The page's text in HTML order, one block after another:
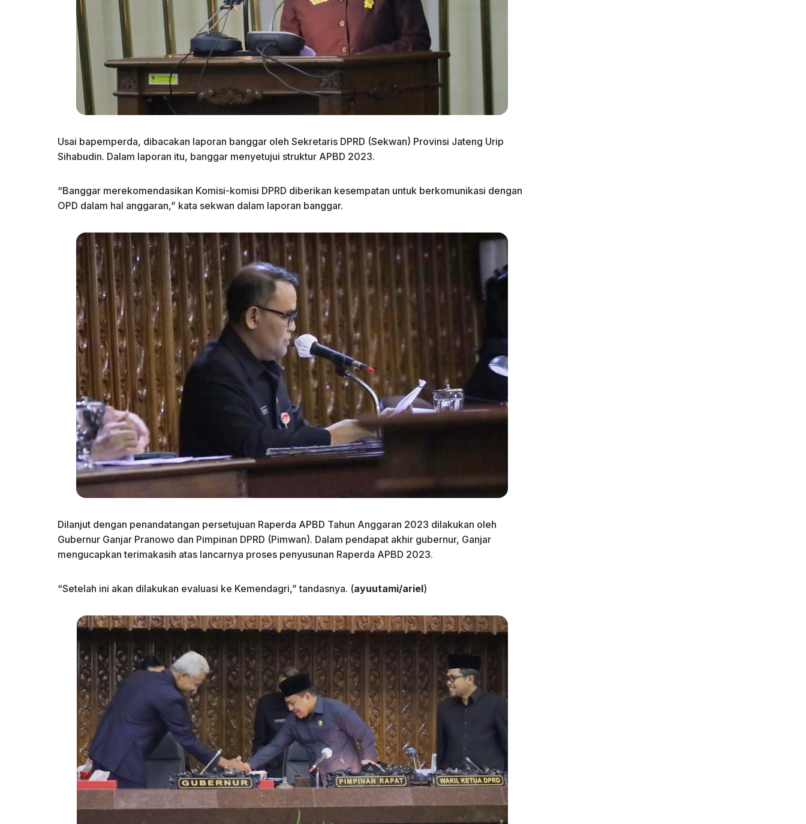
Usai bapemperda, dibacakan laporan banggar oleh Sekretaris DPRD (Sekwan) Provinsi Jateng Urip
Sihabudin. Dalam laporan itu, banggar menyetujui struktur APBD 2023.
“Banggar merekomendasikan Komisi-komisi DPRD diberikan kesempatan untuk berkomunikasi dengan
OPD dalam hal anggaran,” kata sekwan dalam laporan banggar.
Dilanjut dengan penandatangan persetujuan Raperda APBD Tahun Anggaran 2023 dilakukan oleh
Gubernur Ganjar Pranowo dan Pimpinan DPRD (Pimwan). Dalam pendapat akhir gubernur, Ganjar
mengucapkan terimakasih atas lancarnya proses penyusunan Raperda APBD 2023.
“Setelah ini akan dilakukan evaluasi ke Kemendagri,” tandasnya. (ayuutami/ariel)